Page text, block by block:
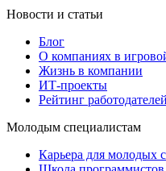
Новости и статьи
Блог
О компаниях в
Жизнь в компании
ИТ-проекты
Рейтинг
Молодым специалистам
Карьера для молодых